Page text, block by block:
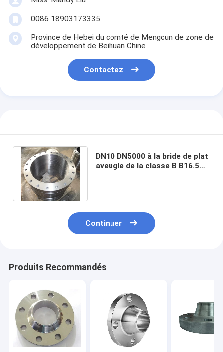
0086 18903173335
Province de Hebei du comté de Mengcun de zone de
développement de Beihuan Chine
Contactez
DN10 DN5000 à la bride de plat
aveugle de la classe B B16.5
Continuer
Produits Recommandés